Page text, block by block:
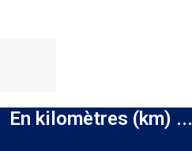
En kilomètres (km) ...